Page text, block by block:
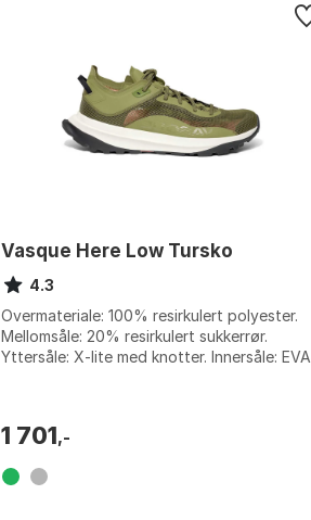
Vasque Here Low Tursko
4.3
Overmateriale: 100% resirkulert polyester.
Mellomsåle: 20% resirkulert sukkerrør.
Yttersåle: X-lite med knotter. Innersåle: EVA
1 701,-